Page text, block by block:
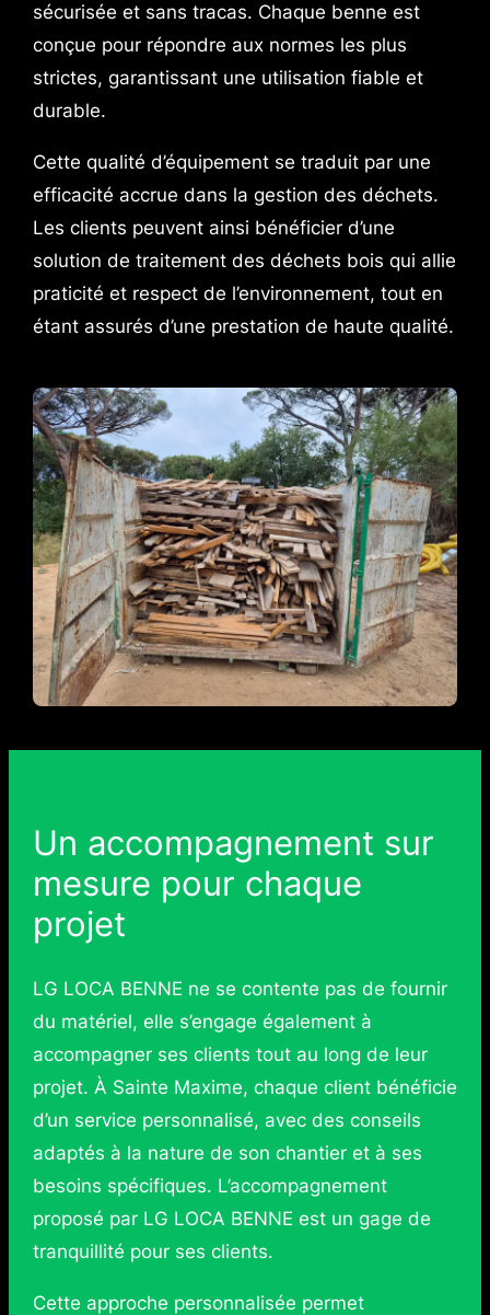
sécurisée et sans tracas. Chaque benne est
conçue pour répondre aux normes les plus
strictes, garantissant une utilisation fiable et
durable.
Cette qualité d’équipement se traduit par une
efficacité accrue dans la gestion des déchets.
Les clients peuvent ainsi bénéficier d’une
solution de traitement des déchets bois qui allie
praticité et respect de l’environnement, tout en
étant assurés d’une prestation de haute qualité.
Un accompagnement sur
mesure pour chaque
projet
LG LOCA BENNE ne se contente pas de fournir
du matériel, elle s’engage également à
accompagner ses clients tout au long de leur
projet. À Sainte Maxime, chaque client bénéficie
d’un service personnalisé, avec des conseils
adaptés à la nature de son chantier et à ses
besoins spécifiques. L’accompagnement
proposé par LG LOCA BENNE est un gage de
tranquillité pour ses clients.
Cette approche personnalisée permet